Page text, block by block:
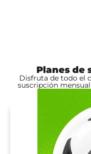
Planes de
Disfruta de todo el
suscripción